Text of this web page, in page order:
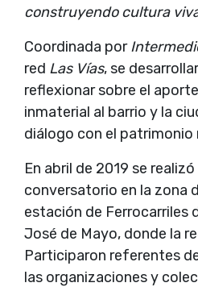
construyendo cultura
Coordinada por
red Las Vías, se
reflexionar sobre el
inmaterial al barrio y la
diálogo con el patrimonio
En abril de 2019 se
conversatorio en la zona
estación de Ferrocarriles
José de Mayo, donde la
Participaron referentes
las organizaciones y